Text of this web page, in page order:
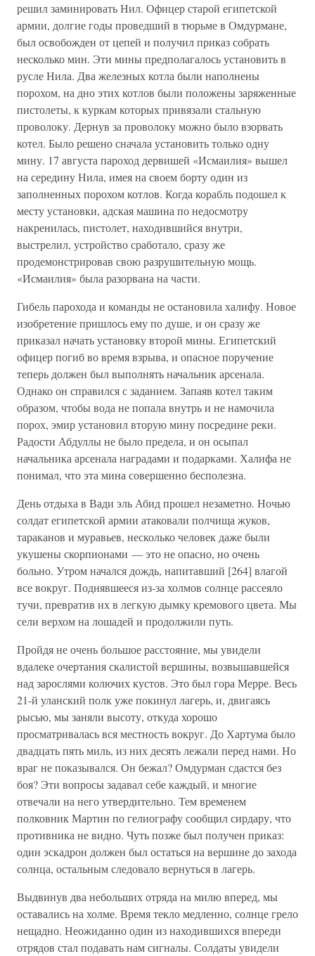
решил заминировать Нил. Офицер старой египетской
армии, долгие годы проведший в тюрьме в Омдурмане,
был освобожден от цепей и получил приказ собрать
несколько мин. Эти мины предполагалось установить в
русле Нила. Два железных котла были наполнены
порохом, на дно этих котлов были положены заряженные
пистолеты, к куркам которых привязали стальную
проволоку. Дернув за проволоку можно было взорвать
котел. Было решено сначала установить только одну
мину. 17 августа пароход дервишей «Исмаилия» вышел
на середину Нила, имея на своем борту один из
заполненных порохом котлов. Когда корабль подошел к
месту установки, адская машина по недосмотру
накренилась, пистолет, находившийся внутри,
выстрелил, устройство сработало, сразу же
продемонстрировав свою разрушительную мощь.
«Исмаилия» была разорвана на части.
Гибель парохода и команды не остановила халифу. Новое
изобретение пришлось ему по душе, и он сразу же
приказал начать установку второй мины. Египетский
офицер погиб во время взрыва, и опасное поручение
теперь должен был выполнять начальник арсенала.
Однако он справился с заданием. Запаяв котел таким
образом, чтобы вода не попала внутрь и не намочила
порох, эмир установил вторую мину посредине реки.
Радости Абдуллы не было предела, и он осыпал
начальника арсенала наградами и подарками. Халифа не
понимал, что эта мина совершенно бесполезна.
День отдыха в Вади эль Абид прошел незаметно. Ночью
солдат египетской армии атаковали полчища жуков,
тараканов и муравьев, несколько человек даже были
укушены скорпионами — это не опасно, но очень
больно. Утром начался дождь, напитавший [264] влагой
все вокруг. Поднявшееся из-за холмов солнце рассеяло
тучи, превратив их в легкую дымку кремового цвета. Мы
сели верхом на лошадей и продолжили путь.
Пройдя не очень большое расстояние, мы увидели
вдалеке очертания скалистой вершины, возвышавшейся
над зарослями колючих кустов. Это был гора Мерре. Весь
21-й уланский полк уже покинул лагерь, и, двигаясь
рысью, мы заняли высоту, откуда хорошо
просматривалась вся местность вокруг. До Хартума было
двадцать пять миль, из них десять лежали перед нами. Но
враг не показывался. Он бежал? Омдурман сдастся без
боя? Эти вопросы задавал себе каждый, и многие
отвечали на него утвердительно. Тем временем
полковник Мартин по гелиографу сообщил сирдару, что
противника не видно. Чуть позже был получен приказ:
один эскадрон должен был остаться на вершине до захода
солнца, остальным следовало вернуться в лагерь.
Выдвинув два небольших отряда на милю вперед, мы
оставались на холме. Время текло медленно, солнце грело
нещадно. Неожиданно один из находившихся впереди
отрядов стал подавать нам сигналы. Солдаты увидели